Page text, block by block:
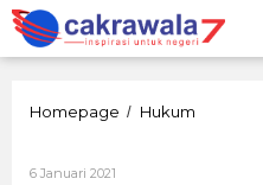
Lewati
ke
konten
Homepage / Hukum
6 Januari 2021